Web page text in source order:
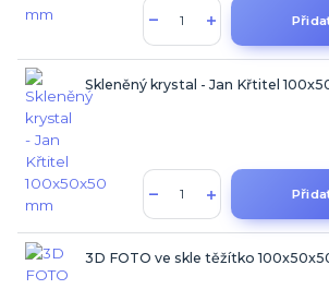
Skleněný krystal - Jan Křtitel
3D FOTO ve skle těžítko